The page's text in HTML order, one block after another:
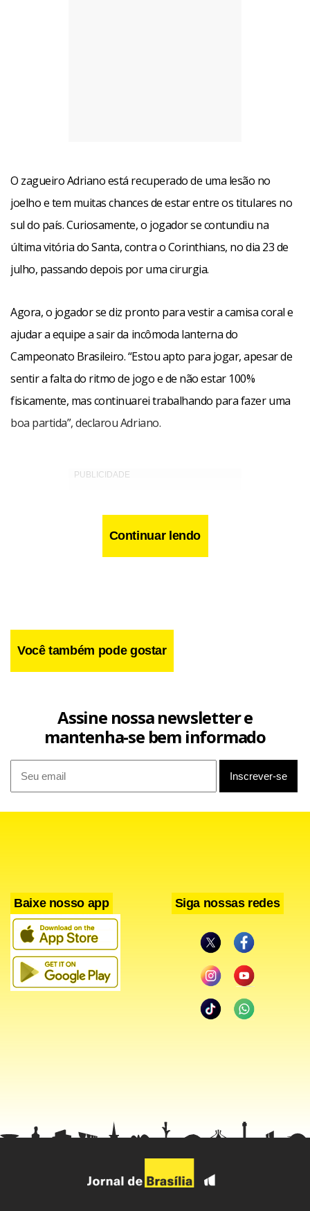
O zagueiro Adriano está recuperado de uma lesão no
joelho e tem muitas chances de estar entre os titulares no
sul do país. Curiosamente, o jogador se contundiu na
última vitória do Santa, contra o Corinthians, no dia 23 de
julho, passando depois por uma cirurgia.
Agora, o jogador se diz pronto para vestir a camisa coral e
ajudar a equipe a sair da incômoda lanterna do
Campeonato Brasileiro. “Estou apto para jogar, apesar de
sentir a falta do ritmo de jogo e de não estar 100%
fisicamente, mas continuarei trabalhando para fazer uma
boa partida”, declarou Adriano.
Facebook
WhatsApp
LinkedIn
Twitter
X Telegram
Share
Continuar lendo
Você também pode gostar
Assine nossa newsletter e
mantenha-se bem informado
Baixe nosso app Siga nossas redes